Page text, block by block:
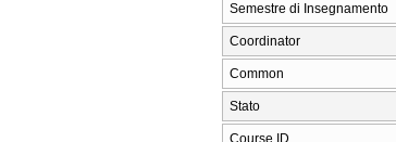
Semestre di Insegnamento
Coordinator
Common
Stato